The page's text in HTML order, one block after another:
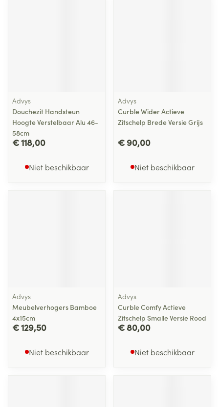
Advys
Douchezit Handsteun
Hoogte Verstelbaar Alu 46-
58cm
€ 118,00
Niet beschikbaar
Advys
Curble Wider Actieve
Zitschelp Brede Versie Grijs
€ 90,00
Niet beschikbaar
Advys
Meubelverhogers Bamboe
4x15cm
€ 129,50
Niet beschikbaar
Advys
Curble Comfy Actieve
Zitschelp Smalle Versie Rood
€ 80,00
Niet beschikbaar